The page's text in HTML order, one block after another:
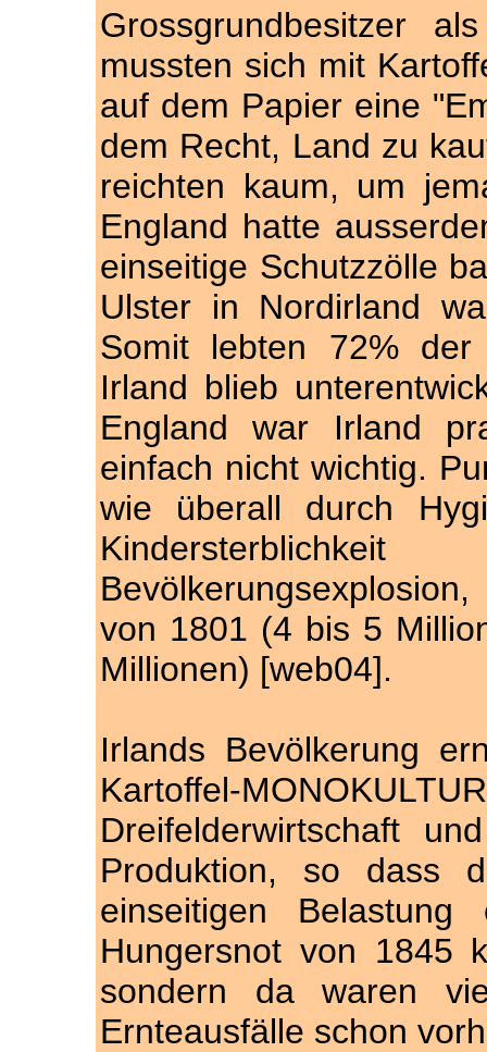
Grossgrundbesitzer
mussten sich mit
auf dem Papier eine
dem Recht, Land zu
reichten kaum, um
England hatte
einseitige Schutzzölle
Ulster in Nordirland
Somit lebten 72%
Irland blieb
England war Irland
einfach nicht wichtig.
wie überall durch
von 1801 (4 bis 5
Millionen) [web04].
Irlands Bevölkerung
Kartoffel-
Dreifelderwirtschaft
Produktion, so dass
einseitigen
Hungersnot von 1845
sondern da waren
Ernteausfälle schon